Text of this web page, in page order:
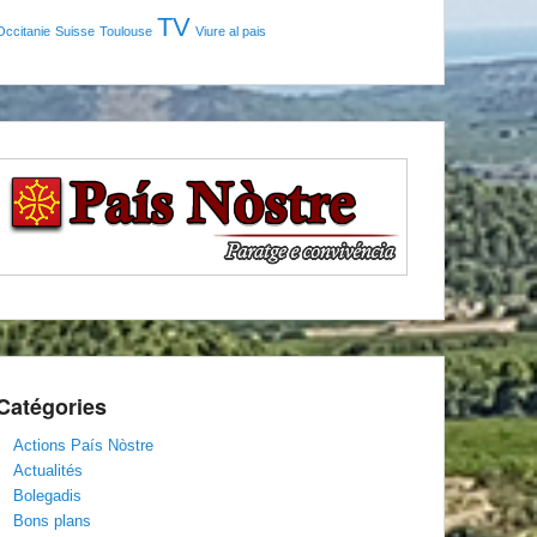
Suisse Toulouse TV Viure al pais
Actions País Nòstre
Actualités
Bolegadis
Bons plans